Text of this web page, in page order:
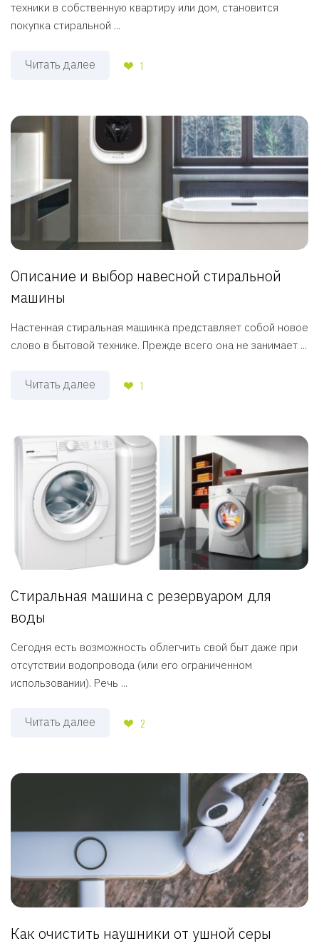
техники в собственную квартиру или дом, становится
покупка стиральной ...
Читать далее 1
Описание и выбор навесной стиральной
машины
Настенная стиральная машинка представляет собой новое
слово в бытовой технике. Прежде всего она не занимает ...
Читать далее 1
Стиральная машина с резервуаром для
воды
Сегодня есть возможность облегчить свой быт даже при
отсутствии водопровода (или его ограниченном
использовании). Речь ...
Читать далее 2
Как очистить наушники от ушной серы